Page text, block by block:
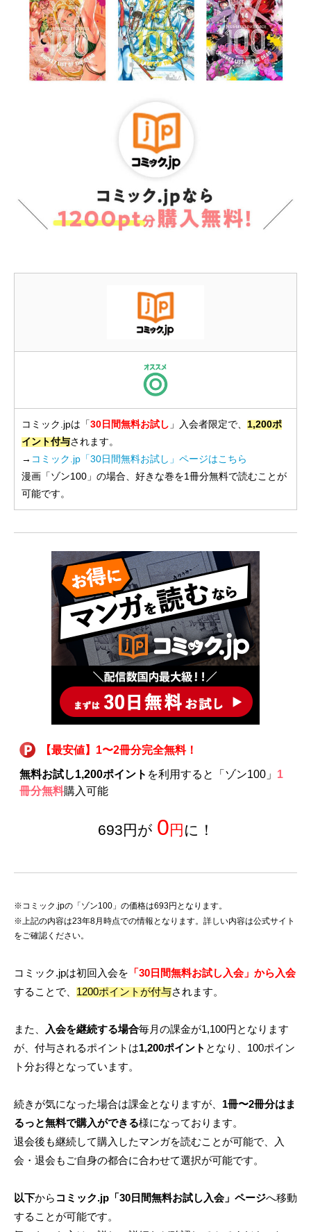
コミック.jpは「30日間無料お試し 」入会者限定で、 1,200ポ
イント付与されます。
→ コミック.jp「30日間無料お試し」ページはこちら
漫画「ゾン100」の場合、好きな巻を1冊分無料で読むことが
可能です。
【最安値】1〜2冊分完全無料！
無料お試し1,200ポイント を利用すると「ゾン100」 1
冊分無料購入可能
693円が 0円 に！
※コミック.jpの「ゾン100」の価格は693円となります。
※上記の内容は23年8月時点での情報となります。詳しい内容は公式サイト
をご確認ください。
コミック.jpは初回入会を 「30日間無料お試し入会」から入会
することで、 1200ポイントが付与されます。
また、 入会を継続する場合毎月の課金が1,100円となります
が、付与されるポイントは1,200ポイント となり、100ポイン
ト分お得となっています。
続きが気になった場合は課金となりますが、 1冊〜2冊分はま
るっと無料で購入ができる様になっております。
退会後も継続して購入したマンガを読むことが可能で、入
会・退会もご自身の都合に合わせて選択が可能です。
以下から コミック.jp「30日間無料お試し入会」ページへ移動
することが可能です。